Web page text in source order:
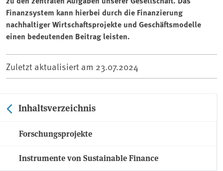
Finanzsystem kann hierbei durch die Finanzierung
nachhaltiger Wirtschaftsprojekte und Geschäftsmodelle
einen bedeutenden Beitrag leisten.
Zuletzt aktualisiert am 23.07.2024
Inhaltsverzeichnis
Forschungsprojekte
Instrumente von Sustainable Finance